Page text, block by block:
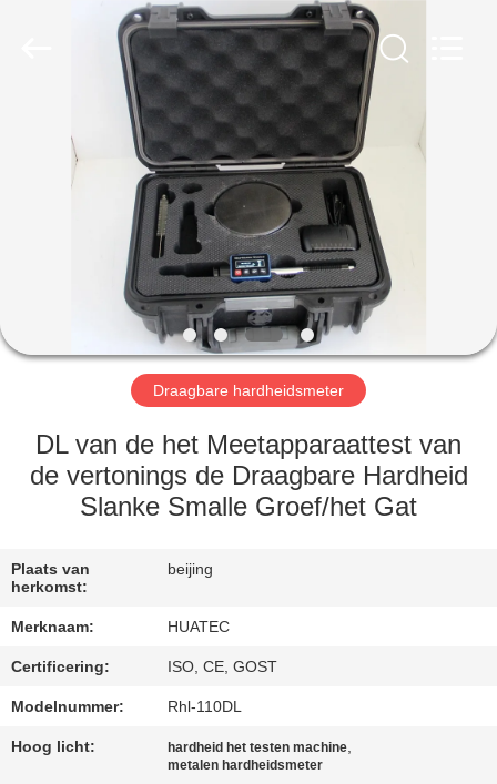
PRODUCTEN
ONGEVEER
FABRIEKSREIS
KWALITEITSCONTROLE
CONTACTEER
CITAAT
SITEMAP
Draagbare hardheidsmeter
DL van de het Meetapparaattest van
de vertonings de Draagbare Hardheid
Slanke Smalle Groef/het Gat
Plaats van
herkomst:
beijing
Merknaam: HUATEC
Certificering: ISO, CE, GOST
Modelnummer: Rhl-110DL
Hoog licht: hardheid het testen machine,
metalen hardheidsmeter